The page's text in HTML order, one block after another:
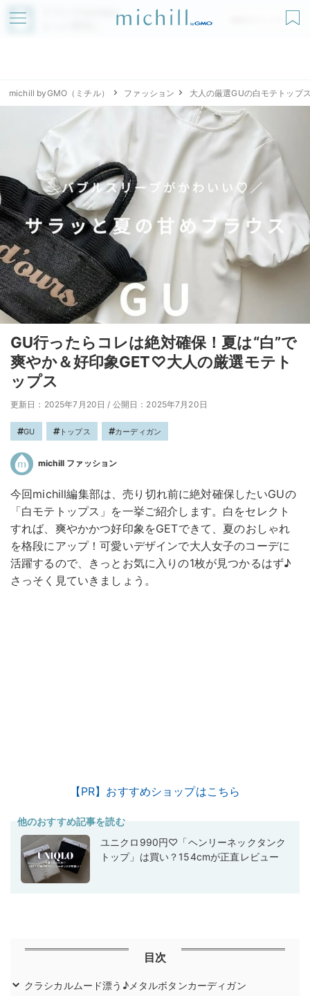
アプリでmichillが
無料ダウンロード
michill byGMO（ミチル） ファッション 大人の厳選GUの白モテトップ
GU行ったらコレは絶対確保！夏は“白”で
爽やか＆好印象GET♡大人の厳選モテト
ップス
更新日：2025年7月20日 / 公開日：2025年7月20日
GU トップス カーディガン
michill ファッション
今回michill編集部は、売り切れ前に絶対確保したいGUの
「白モテトップス」を一挙ご紹介します。白をセレクト
すれば、爽やかかつ好印象をGETできて、夏のおしゃれ
を格段にアップ！可愛いデザインで大人女子のコーデに
活躍するので、きっとお気に入りの1枚が見つかるはず♪
さっそく見ていきましょう。
【PR】おすすめショップはこちら
他のおすすめ記事を読む
ユニクロ990円♡「ヘンリーネックタンク
トップ」は買い？154cmが正直レビュー
目次
クラシカルムード漂う♪メタルボタンカーディガン